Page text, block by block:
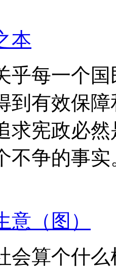
本
乎每一个
到有效保
求宪政必
不争的事实
（图）
会算个什